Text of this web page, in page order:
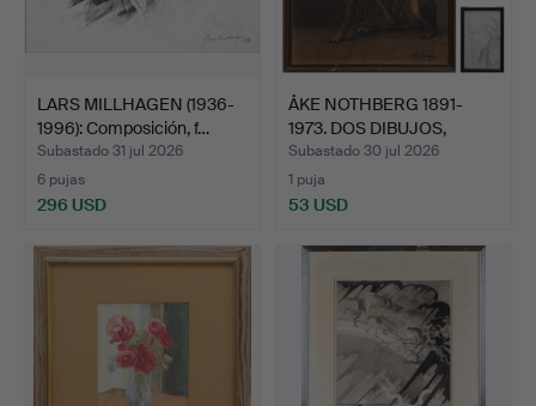
LARS MILLHAGEN (1936-
1996): Composición, f…
Subastado 31 jul 2026
6 pujas
296 USD
ÅKE NOTHBERG 1891-
1973. DOS DIBUJOS,
FIRMA…
Subastado 30 jul 2026
1 puja
53 USD